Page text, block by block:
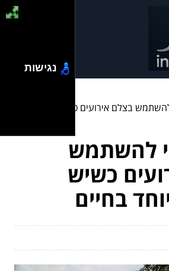
בצלם אירועים כשיש מאורע
להשתמש
כשיש
בחיים
נגישות